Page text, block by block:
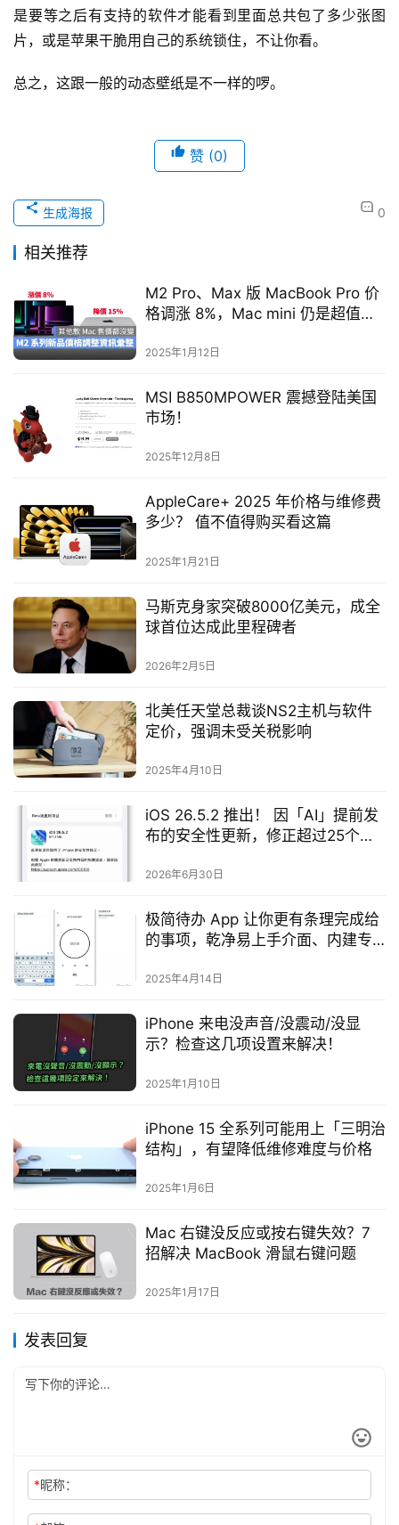
是要等之后有支持的软件才能看到里面总共包了多少张图
片，或是苹果干脆用自己的系统锁住，不让你看。
总之，这跟一般的动态壁纸是不一样的啰。
赞 (0)
0
生成海报
相关推荐
M2 Pro、Max 版 MacBook Pro 价
格调涨 8%，Mac mini 仍是超值选
2025年1月12日
MSI B850MPOWER 震撼登陆美国
市场！
2025年12月8日
AppleCare+ 2025 年价格与维修费
多少？ 值不值得购买看这篇
2025年1月21日
马斯克身家突破8000亿美元，成全
球首位达成此里程碑者
2026年2月5日
北美任天堂总裁谈NS2主机与软件
定价，强调未受关税影响
2025年4月10日
iOS 26.5.2 推出！ 因「AI」提前发
布的安全性更新，修正超过25个安
2026年6月30日
极简待办 App 让你更有条理完成给
的事项，乾净易上手介面、内建专
2025年4月14日
iPhone 来电没声音/没震动/没显
示？检查这几项设置来解决！
2025年1月10日
iPhone 15 全系列可能用上「三明治
结构」，有望降低维修难度与价格
2025年1月6日
Mac 右键没反应或按右键失效？7
招解决 MacBook 滑鼠右键问题
2025年1月17日
发表回复
*昵称：